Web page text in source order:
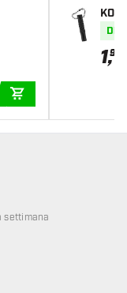
1,95
disponibile
settimana
clienti non disponibile